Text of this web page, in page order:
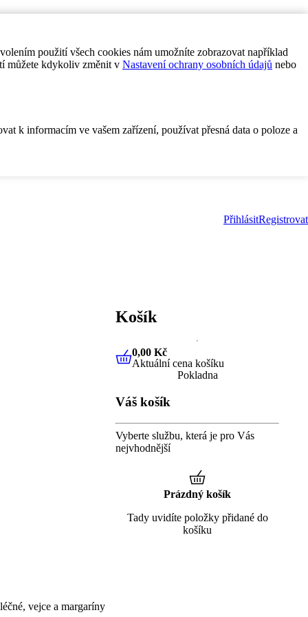
použití všech cookies nám umožníte zobrazovat například
můžete kdykoliv změnit v Nastavení ochrany osobních údajů nebo
k informacím ve vašem zařízení, používat přesná data o poloze a
PřihlásitRegistrovat
vejce a margaríny
Košík
0,00 KčAktuální cena košíku
0,00 Kč
Aktuální cena košíku
Pokladna
Váš košík
Vyberte službu, která je pro Vás
nejvhodnější
Prázdný košík
Tady uvidíte položky přidané do
košíku